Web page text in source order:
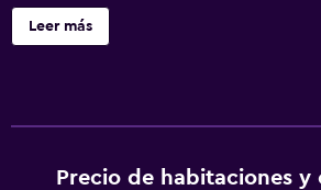
mostrador de información turística y
además de wifi gratis en todo el
de las habitaciones también incluyen
Leer más
Precio de habitaciones y